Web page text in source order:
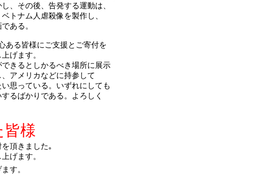
、その後、告発する運動は、
トナム人虐殺像を製作し、
ある。
ある皆様にご支援とご寄付を
げます。
きるとしかるべき場所に展示
アメリカなどに持参して
思っている。いずれにしても
るばかりである。よろしく
様
頂きました｡
げます。
す。